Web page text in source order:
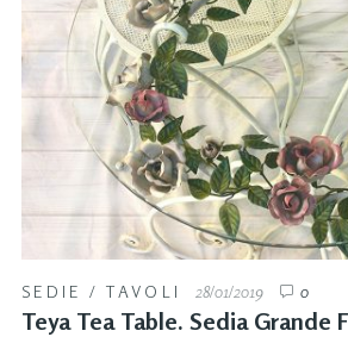
SEDIE /TAVOLI 28/01/2019 0
Teya Tea Table. Sedia Grande